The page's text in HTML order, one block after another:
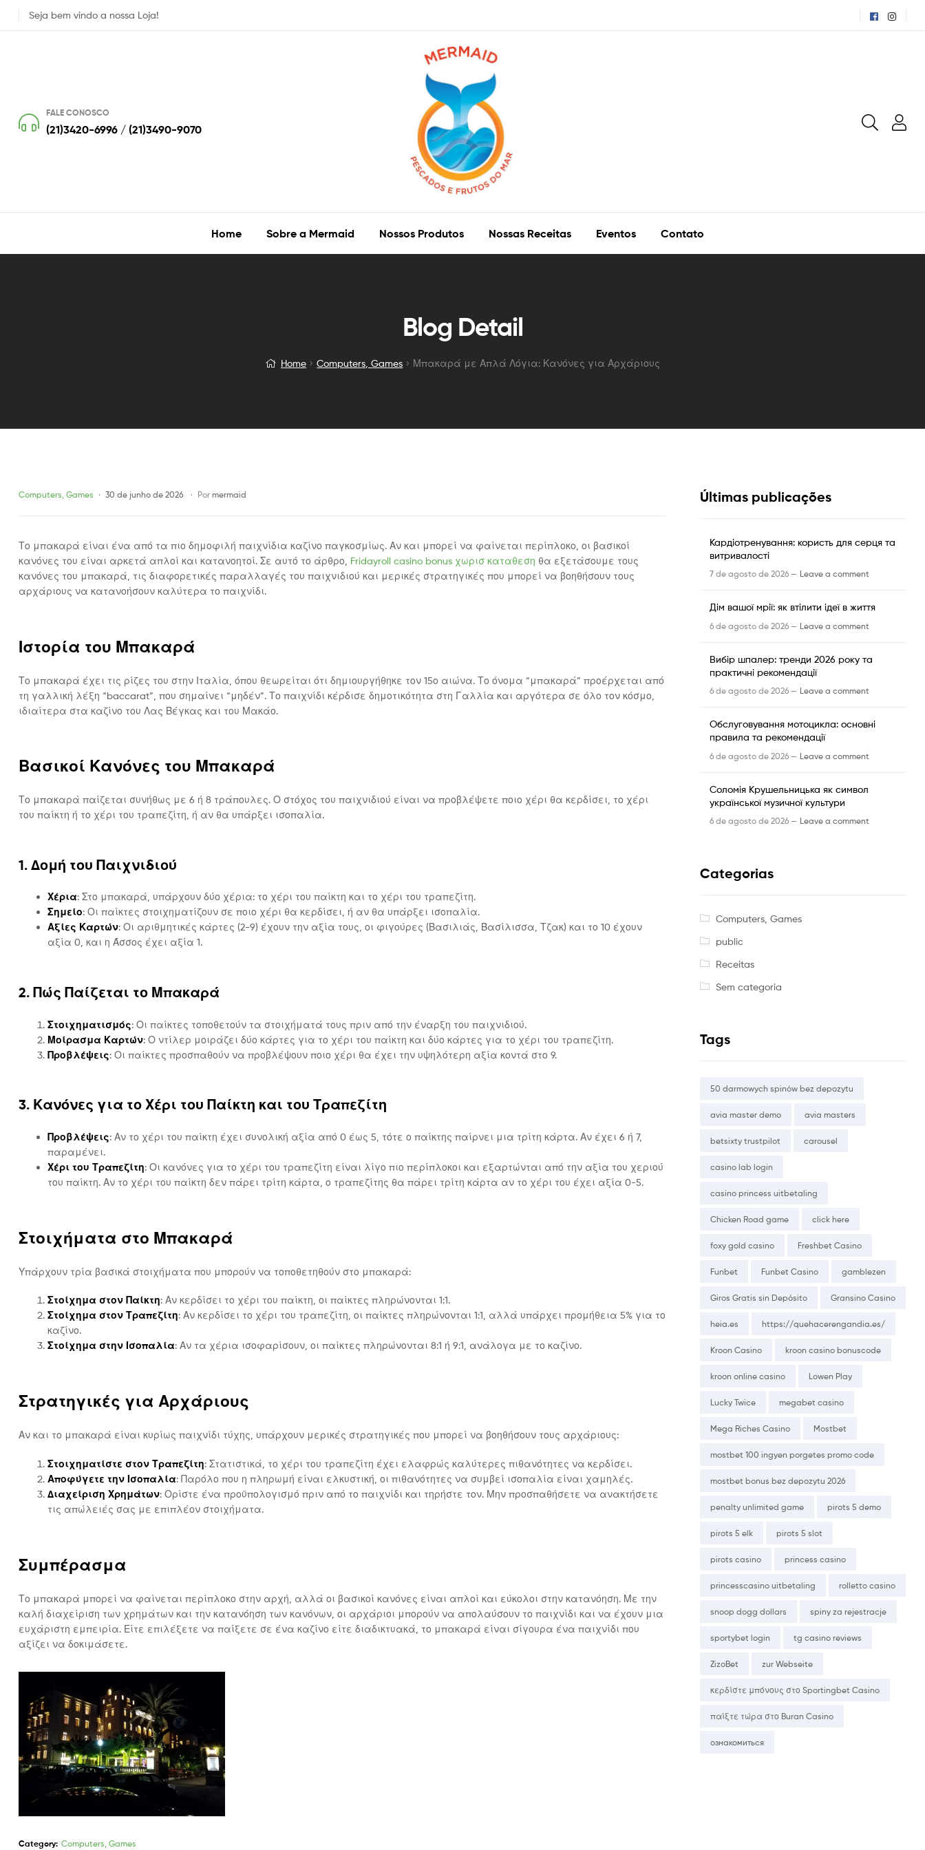
Seja bem vindo a nossa Loja!
FALE CONOSCO
(21)3420-6996 / (21)3490-9070
Home Sobre a Mermaid Nossos Produtos Nossas Receitas Eventos Contato
Μπακαρά
με
Blog Detail
Home Computers, Games Μπακαρά με Απλά Λόγια: Κανόνες για Αρχάριους
Categories
Computers, Games 30 de junho de 2026 Por mermaid
Το μπακαρά είναι ένα από τα πιο δημοφιλή παιχνίδια καζίνο παγκοσμίως. Αν και μπορεί να φαίνεται περίπλοκο, οι βασικοί
κανόνες του είναι αρκετά απλοί και κατανοητοί. Σε αυτό το άρθρο, Fridayroll casino bonus χωρισ καταθεση θα εξετάσουμε τους
κανόνες του μπακαρά, τις διαφορετικές παραλλαγές του παιχνιδιού και μερικές στρατηγικές που μπορεί να βοηθήσουν τους
αρχάριους να κατανοήσουν καλύτερα το παιχνίδι.
Ιστορία του Μπακαρά
Το μπακαρά έχει τις ρίζες του στην Ιταλία, όπου θεωρείται ότι δημιουργήθηκε τον 15ο αιώνα. Το όνομα “μπακαρά” προέρχεται από
τη γαλλική λέξη “baccarat”, που σημαίνει “μηδέν”. Το παιχνίδι κέρδισε δημοτικότητα στη Γαλλία και αργότερα σε όλο τον κόσμο,
ιδιαίτερα στα καζίνο του Λας Βέγκας και του Μακάο.
Βασικοί Κανόνες του Μπακαρά
Το μπακαρά παίζεται συνήθως με 6 ή 8 τράπουλες. Ο στόχος του παιχνιδιού είναι να προβλέψετε ποιο χέρι θα κερδίσει, το χέρι
του παίκτη ή το χέρι του τραπεζίτη, ή αν θα υπάρξει ισοπαλία.
1. Δομή του Παιχνιδιού
Χέρια: Στο μπακαρά, υπάρχουν δύο χέρια: το χέρι του παίκτη και το χέρι του τραπεζίτη.
Σημείο: Οι παίκτες στοιχηματίζουν σε ποιο χέρι θα κερδίσει, ή αν θα υπάρξει ισοπαλία.
Αξίες Καρτών: Οι αριθμητικές κάρτες (2-9) έχουν την αξία τους, οι φιγούρες (Βασιλιάς, Βασίλισσα, Τζακ) και το 10 έχουν
αξία 0, και η Άσσος έχει αξία 1.
2. Πώς Παίζεται το Μπακαρά
Στοιχηματισμός: Οι παίκτες τοποθετούν τα στοιχήματά τους πριν από την έναρξη του παιχνιδιού.
Μοίρασμα Καρτών: Ο ντίλερ μοιράζει δύο κάρτες για το χέρι του παίκτη και δύο κάρτες για το χέρι του τραπεζίτη.
Προβλέψεις: Οι παίκτες προσπαθούν να προβλέψουν ποιο χέρι θα έχει την υψηλότερη αξία κοντά στο 9.
3. Κανόνες για το Χέρι του Παίκτη και του Τραπεζίτη
Προβλέψεις: Αν το χέρι του παίκτη έχει συνολική αξία από 0 έως 5, τότε ο παίκτης παίρνει μια τρίτη κάρτα. Αν έχει 6 ή 7,
παραμένει.
Χέρι του Τραπεζίτη: Οι κανόνες για το χέρι του τραπεζίτη είναι λίγο πιο περίπλοκοι και εξαρτώνται από την αξία του χεριού
του παίκτη. Αν το χέρι του παίκτη δεν πάρει τρίτη κάρτα, ο τραπεζίτης θα πάρει τρίτη κάρτα αν το χέρι του έχει αξία 0-5.
Στοιχήματα στο Μπακαρά
Υπάρχουν τρία βασικά στοιχήματα που μπορούν να τοποθετηθούν στο μπακαρά:
Στοίχημα στον Παίκτη: Αν κερδίσει το χέρι του παίκτη, οι παίκτες πληρώνονται 1:1.
Στοίχημα στον Τραπεζίτη: Αν κερδίσει το χέρι του τραπεζίτη, οι παίκτες πληρώνονται 1:1, αλλά υπάρχει προμήθεια 5% για το
καζίνο.
Στοίχημα στην Ισοπαλία: Αν τα χέρια ισοφαρίσουν, οι παίκτες πληρώνονται 8:1 ή 9:1, ανάλογα με το καζίνο.
Στρατηγικές για Αρχάριους
Αν και το μπακαρά είναι κυρίως παιχνίδι τύχης, υπάρχουν μερικές στρατηγικές που μπορεί να βοηθήσουν τους αρχάριους:
Στοιχηματίστε στον Τραπεζίτη: Στατιστικά, το χέρι του τραπεζίτη έχει ελαφρώς καλύτερες πιθανότητες να κερδίσει.
Αποφύγετε την Ισοπαλία: Παρόλο που η πληρωμή είναι ελκυστική, οι πιθανότητες να συμβεί ισοπαλία είναι χαμηλές.
Διαχείριση Χρημάτων: Ορίστε ένα προϋπολογισμό πριν από το παιχνίδι και τηρήστε τον. Μην προσπαθήσετε να ανακτήσετε
τις απώλειές σας με επιπλέον στοιχήματα.
Συμπέρασμα
Το μπακαρά μπορεί να φαίνεται περίπλοκο στην αρχή, αλλά οι βασικοί κανόνες είναι απλοί και εύκολοι στην κατανόηση. Με την
καλή διαχείριση των χρημάτων και την κατανόηση των κανόνων, οι αρχάριοι μπορούν να απολαύσουν το παιχνίδι και να έχουν μια
ευχάριστη εμπειρία. Είτε επιλέξετε να παίξετε σε ένα καζίνο είτε διαδικτυακά, το μπακαρά είναι σίγουρα ένα παιχνίδι που
αξίζει να δοκιμάσετε.
Category: Computers, Games
Últimas publicações
Кардіотренування: користь для серця та
витривалості
7 de agosto de 2026 — Leave a comment
Дім вашої мрії: як втілити ідеї в життя
6 de agosto de 2026 — Leave a comment
Вибір шпалер: тренди 2026 року та
практичні рекомендації
6 de agosto de 2026 — Leave a comment
Обслуговування мотоцикла: основні
правила та рекомендації
6 de agosto de 2026 — Leave a comment
Соломія Крушельницька як символ
української музичної культури
6 de agosto de 2026 — Leave a comment
Categorias
Computers, Games
public
Receitas
Sem categoria
Tags
50 darmowych spinów bez depozytu
avia master demo avia masters
betsixty trustpilot carousel
casino lab login
casino princess uitbetaling
Chicken Road game click here
foxy gold casino Freshbet Casino
Funbet Funbet Casino gamblezen
Giros Gratis sin Depósito Gransino Casino
heia.es https://quehacerengandia.es/
Kroon Casino kroon casino bonuscode
kroon online casino Lowen Play
Lucky Twice megabet casino
Mega Riches Casino Mostbet
mostbet 100 ingyen porgetes promo code
mostbet bonus bez depozytu 2026
penalty unlimited game pirots 5 demo
pirots 5 elk pirots 5 slot
pirots casino princess casino
princesscasino uitbetaling rolletto casino
snoop dogg dollars spiny za rejestracje
sportybet login tg casino reviews
ZizoBet zur Webseite
κερδίστε μπόνους στο Sportingbet Casino
παίξτε τώρα στο Buran Casino
ознакомиться